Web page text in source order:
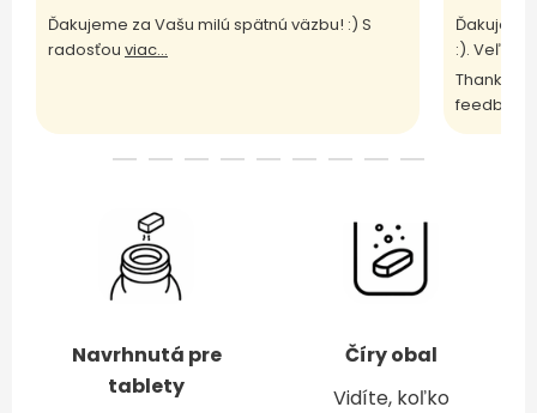
Ďakujeme za Vašu milú spätnú väzbu! :) S
radosťou viac...
:). Veľm
Thank
feedback
Navrhnutá pre
tablety
Číry obal
Vidíte, koľko